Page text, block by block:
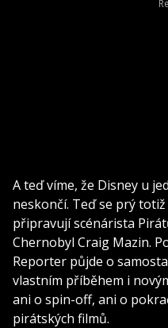
A teď víme, že Disney u
neskončí. Teď se prý
připravují scénárista
Chernobyl Craig Mazin.
Reporter půjde o
vlastním příběhem i
ani o spin-off, ani o
pirátských filmů.